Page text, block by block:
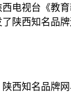
电视台《教
陕西知名品牌
陕西知名品牌